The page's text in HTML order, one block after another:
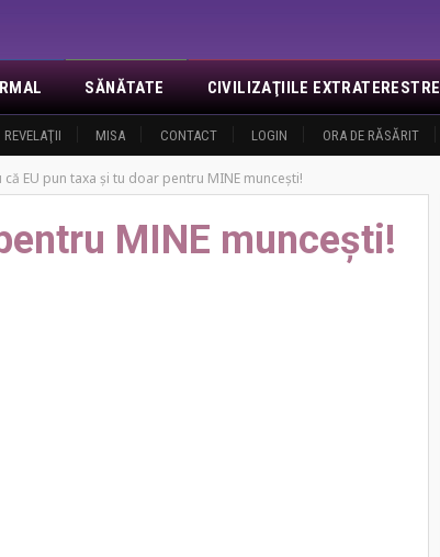
REVELAŢII MISA CONTACT LOGIN ORA DE RĂSĂRIT
SĂNĂTATE CIVILIZAŢIILE EXTRATERESTRE
că EU pun taxa și tu doar pentru MINE muncești!
MINE muncești!